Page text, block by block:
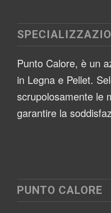
Punto Calore, è un
in Legna e Pellet.
scrupolosamente le
garantire la
PUNTO CALORE